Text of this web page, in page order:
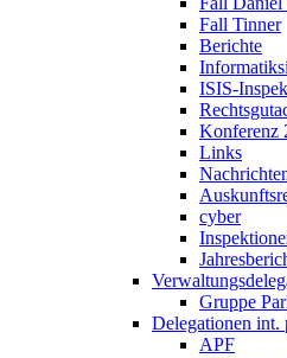
Fall Tinner
Berichte
ISIS-
Konferenz
Links
cyber
Gruppe
Delegationen int.
APF